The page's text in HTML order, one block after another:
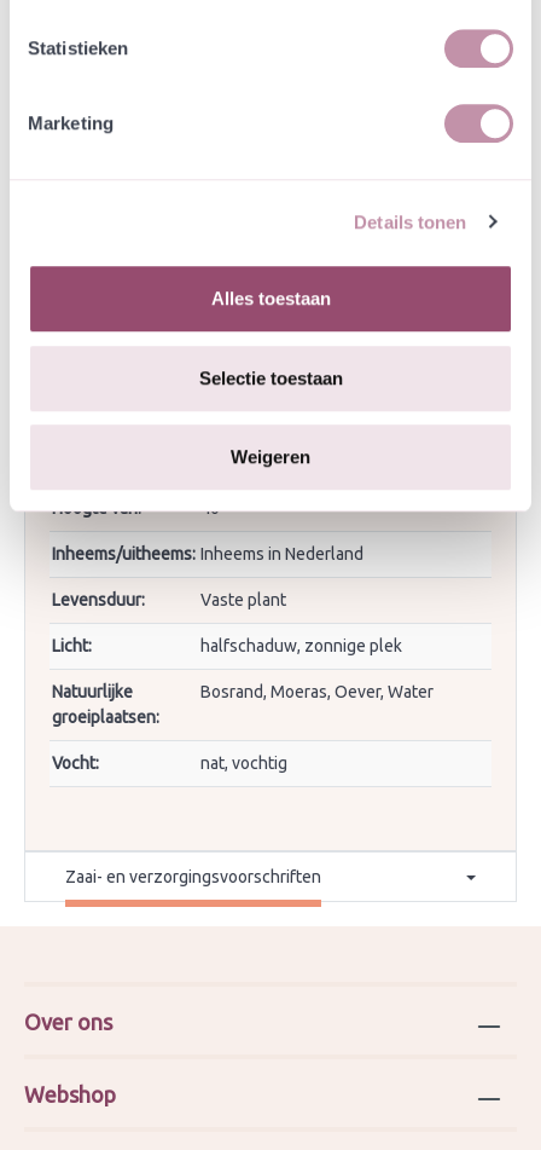
Statistieken
Marketing
Details tonen
Alles toestaan
Selectie toestaan
Weigeren
juli
Geel
Eigenschappen: Heemplanten
Hoogte van: 40
Inheems/uitheems: Inheems in Nederland
Levensduur: Vaste plant
Licht: halfschaduw, zonnige plek
Natuurlijke
groeiplaatsen:
Bosrand, Moeras, Oever, Water
Vocht: nat, vochtig
Zaai- en verzorgingsvoorschriften
Over ons
Webshop